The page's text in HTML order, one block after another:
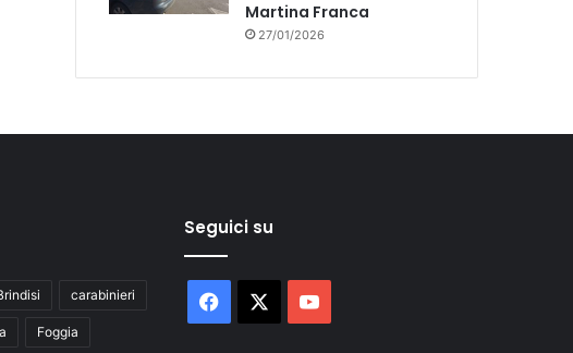
Martina Franca
27/01/2026
carabinieri
Foggia
Seguici su
Facebook